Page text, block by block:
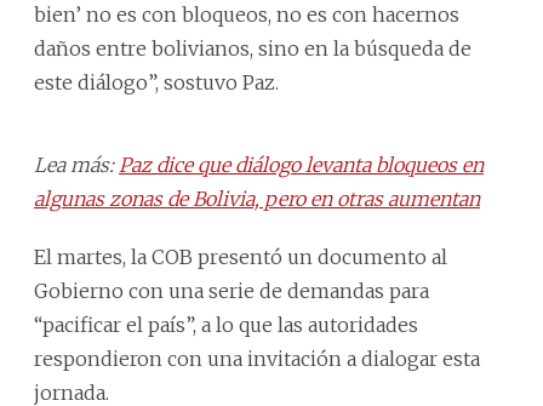
bien’ no es con bloqueos, no es con hacernos
daños entre bolivianos, sino en la búsqueda de
este diálogo”, sostuvo Paz.
Lea más: Paz dice que diálogo levanta bloqueos en
algunas zonas de Bolivia, pero en otras aumentan
El martes, la COB presentó un documento al
Gobierno con una serie de demandas para
“pacificar el país”, a lo que las autoridades
respondieron con una invitación a dialogar esta
jornada.